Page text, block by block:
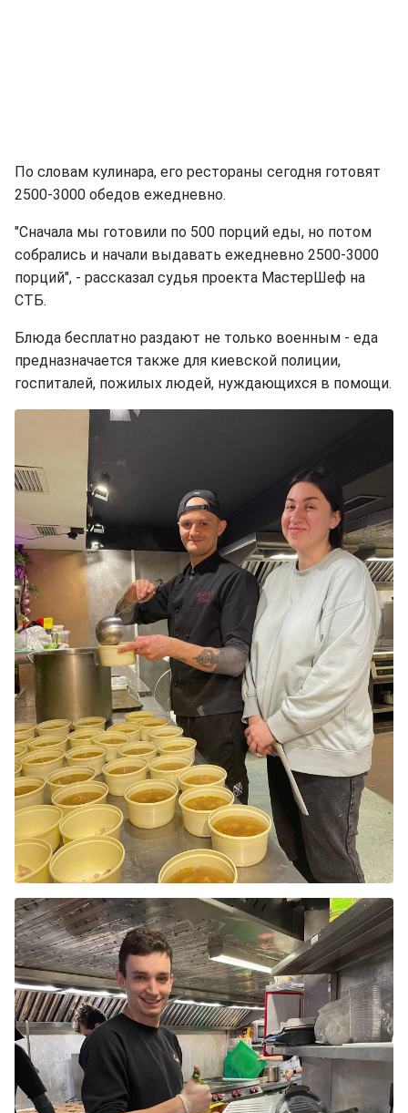
По словам кулинара, его рестораны сегодня готовят
2500-3000 обедов ежедневно.
"Сначала мы готовили по 500 порций еды, но потом
собрались и начали выдавать ежедневно 2500-3000
порций", - рассказал судья проекта МастерШеф на
СТБ.
Блюда бесплатно раздают не только военным - еда
предназначается также для киевской полиции,
госпиталей, пожилых людей, нуждающихся в помощи.